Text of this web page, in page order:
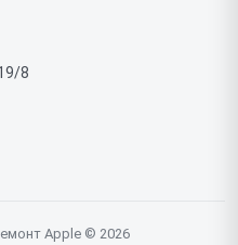
8
Apple © 2026